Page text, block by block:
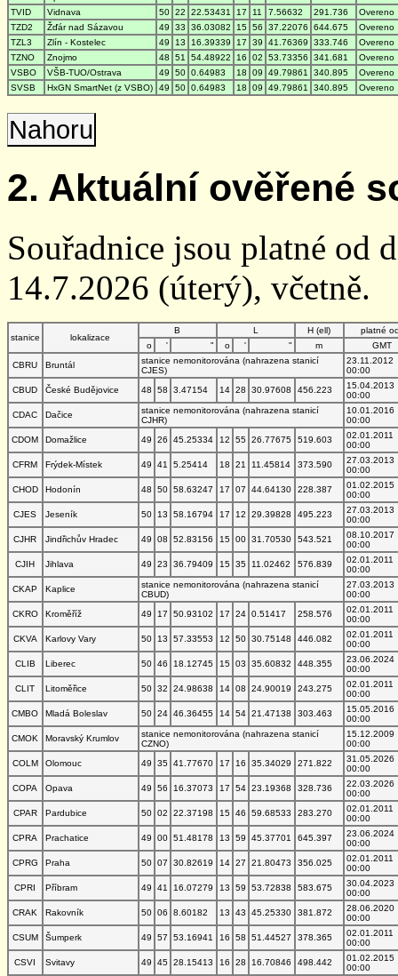
TVID
Vidnava 50 22 22.53431 17 11 7.56632 291.736
Overeno
TZD2
Žďár nad Sázavou 49 33 36.03082 15 56 37.22076 644.675
Overeno
TZL3
Zlín - Kostelec 49 13 16.39339 17 39 41.76369 333.746
Overeno
TZNO
Znojmo 48 51 54.48922 16 02 53.73356 341.681
Overeno
VSBO
VŠB-TUO/Ostrava 49 50 0.64983 18 09 49.79861 340.895
Overeno
SVSB
HxGN SmartNet (z VSBO) 49 50 0.64983 18 09 49.79861 340.895 Overeno
Nahoru
2. Aktuální ověřené
Souřadnice jsou platné od
14.7.2026 (úterý), včetně.
stanice lokalizace
B L H (ell)
platné
o
' " o ' " m
GMT
CBRU
Bruntál
stanice nemonitorována (nahrazena stanicí
CJES)
23.11.2012
00:00
CBUD
České Budějovice 48 58 3.47154 14 28 30.97608 456.223
15.04.2013
00:00
CDAC
Dačice
stanice nemonitorována (nahrazena stanicí
CJHR)
10.01.2016
00:00
CDOM
Domažlice 49 26 45.25334 12 55 26.77675 519.603
02.01.2011
00:00
CFRM
Frýdek-Místek 49 41 5.25414 18 21 11.45814 373.590
27.03.2013
00:00
CHOD
Hodonín 48 50 58.63247 17 07 44.64130 228.387
01.02.2015
00:00
CJES
Jeseník 50 13 58.16794 17 12 29.39828 495.223
27.03.2013
00:00
CJHR
Jindřichův Hradec 49 08 52.83156 15 00 31.70530 543.521
08.10.2017
00:00
CJIH
Jihlava 49 23 36.79409 15 35 11.02462 576.839
02.01.2011
00:00
CKAP
Kaplice
stanice nemonitorována (nahrazena stanicí
CBUD)
27.03.2013
00:00
CKRO
Kroměříž 49 17 50.93102 17 24 0.51417 258.576
02.01.2011
00:00
CKVA
Karlovy Vary 50 13 57.33553 12 50 30.75148 446.082
02.01.2011
00:00
CLIB
Liberec 50 46 18.12745 15 03 35.60832 448.355
23.06.2024
00:00
CLIT
Litoměřice 50 32 24.98638 14 08 24.90019 243.275
02.01.2011
00:00
CMBO
Mladá Boleslav 50 24 46.36455 14 54 21.47138 303.463
15.05.2016
00:00
CMOK
Moravský Krumlov
stanice nemonitorována (nahrazena stanicí
CZNO)
15.12.2009
00:00
COLM
Olomouc 49 35 41.77670 17 16 35.34029 271.822
31.05.2026
00:00
COPA
Opava 49 56 16.37073 17 54 23.19368 328.736
22.03.2026
00:00
CPAR
Pardubice 50 02 22.37198 15 46 59.68533 283.270
02.01.2011
00:00
CPRA
Prachatice 49 00 51.48178 13 59 45.37701 645.397
23.06.2024
00:00
CPRG
Praha 50 07 30.82619 14 27 21.80473 356.025
02.01.2011
00:00
CPRI
Příbram 49 41 16.07279 13 59 53.72838 583.675
30.04.2023
00:00
CRAK
Rakovník 50 06 8.60182 13 43 45.25330 381.872
28.06.2020
00:00
CSUM
Šumperk 49 57 53.16941 16 58 51.44527 378.365
02.01.2011
00:00
CSVI
Svitavy 49 45 28.15413 16 28 16.70846 498.442
01.02.2015
00:00